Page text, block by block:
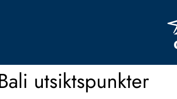
utsiktspunkter